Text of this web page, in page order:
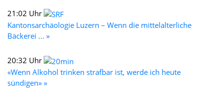
21:02 Uhr
Kantonsarchäologie Luzern – Wenn die mittelalterliche
Bäckerei ... »
20:32 Uhr
«Wenn Alkohol trinken strafbar ist, werde ich heute
sündigen» »